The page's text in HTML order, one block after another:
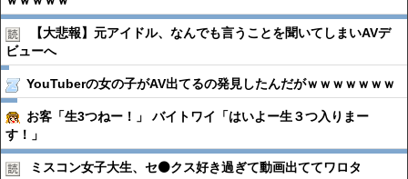
【大悲報】元アイドル、なんでも言うことを聞いてしまいAVデ
ビューへ
YouTuberの女の子がAV出てるの発見したんだがｗｗｗｗｗｗｗ
お客「生3つねー！」 バイトワイ「はいよー生３つ入りまー
す！」
ミスコン女子大生、セ⚫️クス好き過ぎて動画出ててワロタ